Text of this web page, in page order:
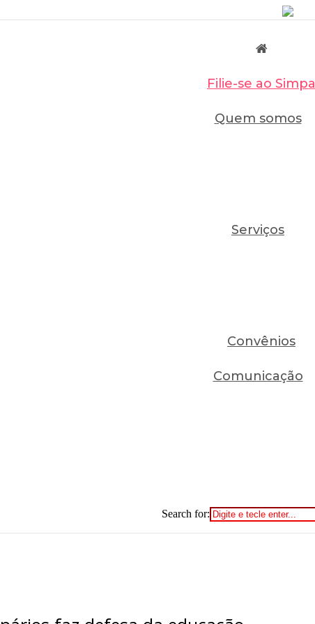
Filie-se ao Simpa
Quem somos
Serviços
Convênios
Comunicação
Search for: